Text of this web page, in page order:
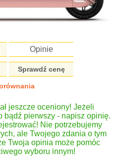
Opinie
Sprawdź cenę
jeszcze oceniony! Jeżeli
bądź pierwszy - napisz opinię.
Nie potrzebujemy
ale Twojego zdania o tym
Twoja opinia może pomóc
wyboru innym!